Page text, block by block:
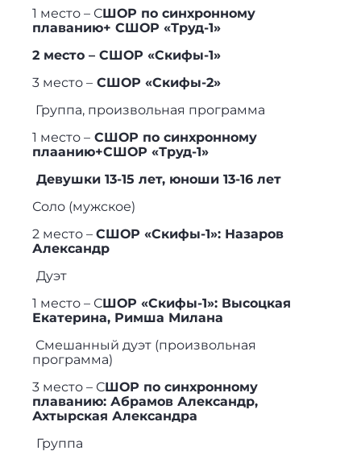
1 место – СШОР по синхронному
плаванию+ СШОР «Труд-1»
2 место – СШОР «Скифы-1»
3 место –СШОР «Скифы-2»
Группа, произвольная программа
1 место –СШОР по синхронному
плаанию+СШОР «Труд-1»
Девушки 13-15 лет, юноши 13-16 лет
Соло (мужское)
2 место – СШОР «Скифы-1»: Назаров
Александр
Дуэт
1 место – СШОР «Скифы-1»: Высоцкая
Екатерина, Римша Милана
Смешанный дуэт (произвольная
программа)
3 место – СШОР по синхронному
плаванию: Абрамов Александр,
Ахтырская Александра
Группа